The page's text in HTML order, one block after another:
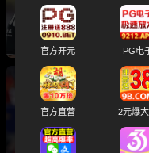
入选世界杯总
2026世界杯总决
西班
官方开元 PG电
官方直营 2元爆